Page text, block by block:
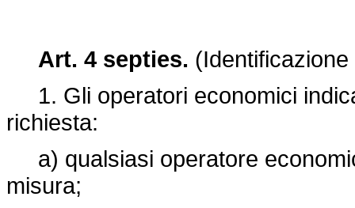
Art. 4 septies.
1. Gli operatori economici
richiesta:
a) qualsiasi operatore
misura;